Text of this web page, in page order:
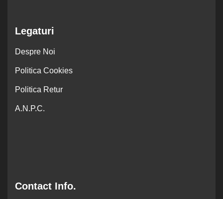
Legaturi
Despre Noi
Politica Cookies
Politica Retur
A.N.P.C.
Contact Info.